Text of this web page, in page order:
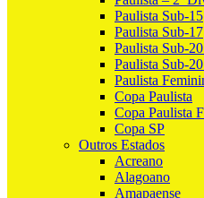
Paulista Sub-15
Paulista Sub-17
Paulista Sub-
Paulista Sub-
Paulista
Copa Paulista
Copa Paulista
Copa SP
Outros Estados
Acreano
Alagoano
Amapaense